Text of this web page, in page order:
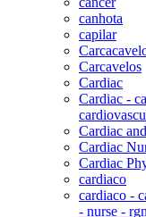
canhota
capilar
Carcavelos
Cardiac
Cardiac -
Cardiac
Cardiac
Cardiac
cardiaco
cardiaco -
- nurse -